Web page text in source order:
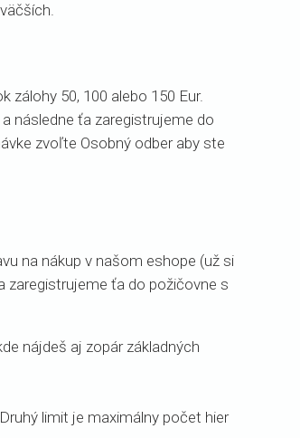
zálohy 50, 100 alebo 150 Eur.
následne ťa zaregistrujeme do
zvoľte Osobný odber aby ste
na nákup v našom eshope (už si
zaregistrujeme ťa do požičovne s
nájdeš aj zopár základných
limit je maximálny počet hier